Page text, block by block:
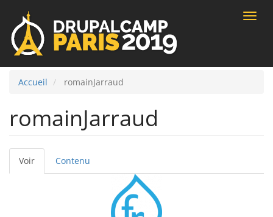
Toggle
Accueil romainJarraud
romainJarraud
Onglets
principaux
Voir (onglet
actif)
Contenu